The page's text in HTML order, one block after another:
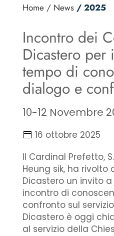
Home / News / 2025
Incontro dei
Dicastero
tempo di
dialogo e
10-12 Novembre
16 ottobre 2025
Il Cardinal Prefetto,
Heung sik, ha rivolto
Dicastero un invito
incontro di
confronto sul
Dicastero è oggi
al servizio della